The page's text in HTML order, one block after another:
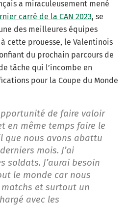
a miraculeusement mené
carré de la CAN 2023, se
des meilleures équipes
cette prouesse, le Valentinois
du prochain parcours de
tâche qui l’incombe en
pour la Coupe du Monde
de faire valoir
en même temps faire le
que nous avons abattu
mois. J’ai
soldats. J’aurai besoin
le monde car nous
et surtout un
avec les